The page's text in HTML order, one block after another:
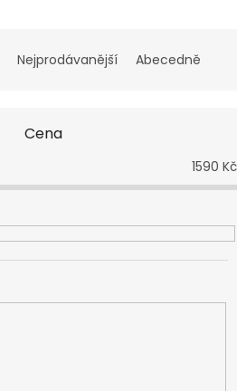
Nejprodávanější Abecedně
Cena
1590 Kč